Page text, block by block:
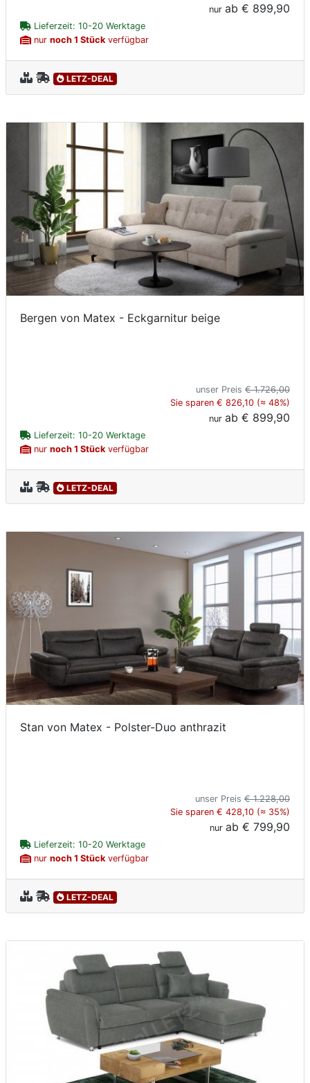
nur ab € 899,90
Lieferzeit: 10-20 Werktage
nur noch 1 Stückverfügbar
LETZ-DEAL
Bergen von Matex - Eckgarnitur beige
unser Preis € 1.726,00
Sie sparen € 826,10 (≈ 48%)
nur ab € 899,90
Lieferzeit: 10-20 Werktage
nur noch 1 Stückverfügbar
LETZ-DEAL
Stan von Matex - Polster-Duo anthrazit
unser Preis € 1.228,00
Sie sparen € 428,10 (≈ 35%)
nur ab € 799,90
Lieferzeit: 10-20 Werktage
nur noch 1 Stückverfügbar
LETZ-DEAL